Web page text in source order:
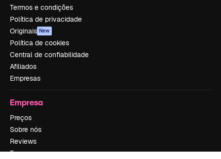
Termos e condições
Política de privacidade
Originais New
Política de cookies
Central de confiabilidade
Afiliados
Empresas
Empresa
Preços
Sobre nós
Reviews
Emprego